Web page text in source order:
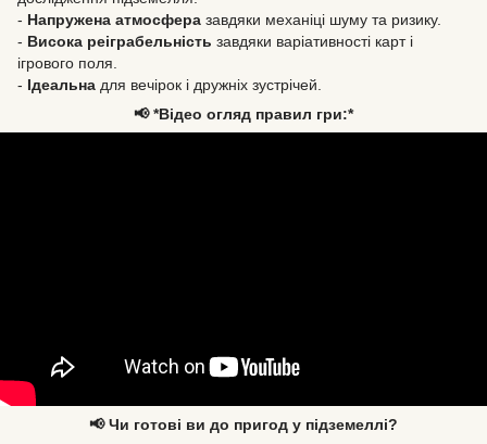
- Напружена атмосфера завдяки механіці шуму та ризику.
- Висока реіграбельність завдяки варіативності карт і
ігрового поля.
- Ідеальна для вечірок і дружніх зустрічей.
📢 *Відео огляд правил гри:*
📢 Чи готові ви до пригод у підземеллі?